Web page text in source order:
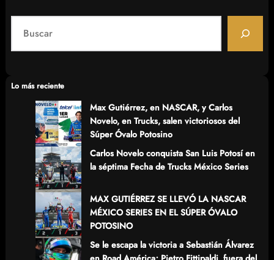
a
cLo más reciente
Max Gutiérrez, en NASCAR, y Carlos
Novelo, en Trucks, salen victoriosos del
Súper Óvalo Potosino
Carlos Novelo conquista San Luis Potosí en
la séptima Fecha de Trucks México Series
MAX GUTIÉRREZ SE LLEVÓ LA NASCAR
MÉXICO SERIES EN EL SÚPER ÓVALO
POTOSINO
Se le escapa la victoria a Sebastián Álvarez